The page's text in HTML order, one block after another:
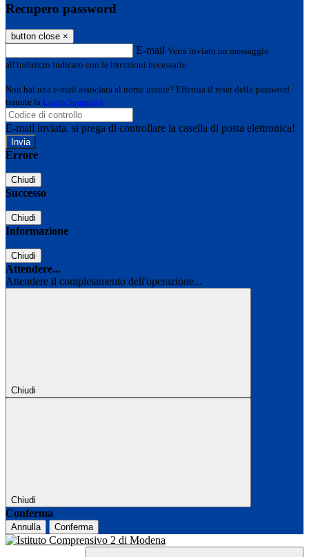
Recupero password
button close ×
E-mail Verrà inviato un messaggio
all'indirizzo indicato con le istruzioni necessarie.
Non hai una e-mail associata al nome utente? Effettua il reset della password
tramite la Login Spaggiari
E-mail inviata, si prega di controllare la casella di posta elettronica!
Errore
Chiudi
Successo
Chiudi
Informazione
Chiudi
Attendere...
Attendere il completamento dell'operazione...
Chiudi
Chiudi
Conferma
Annulla Conferma